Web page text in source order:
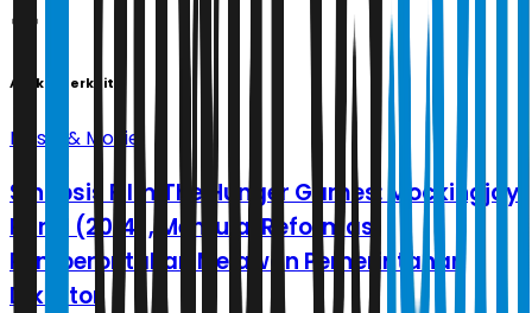
Artikel Terkait
Music & Movie
Sinopsis Film The Hunger Games: Mockingjay
Part 1 (2014), Memulai Reformasi
Pemberontakan Melawan Pemerintahan
Diktator